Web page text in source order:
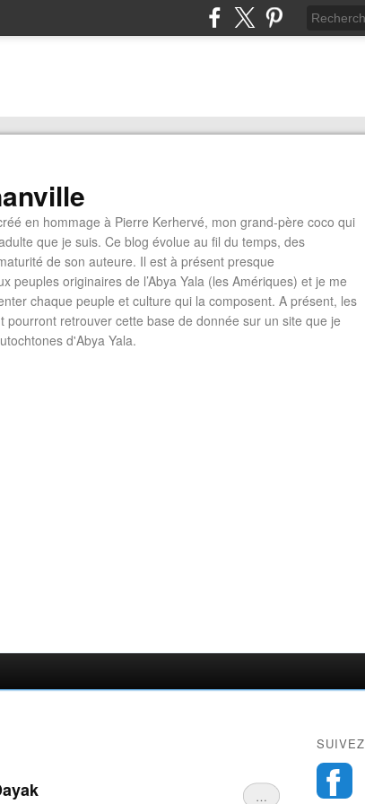
en hommage à Pierre Kerhervé, mon grand-père coco qui
que je suis. Ce blog évolue au fil du temps, des
de son auteure. Il est à présent presque
peuples originaires de l’Abya Yala (les Amériques) et je me
chaque peuple et culture qui la composent. A présent, les
pourront retrouver cette base de donnée sur un site que je
d'Abya Yala.
…